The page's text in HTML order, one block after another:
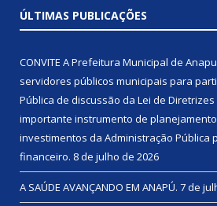
ÚLTIMAS PUBLICAÇÕES
CONVITE A Prefeitura Municipal de
servidores públicos municipais para
Pública de discussão da Lei de Diretrizes
importante instrumento de
investimentos da Administração Pública
financeiro. 8 de julho de 2026
A SAÚDE AVANÇANDO EM ANAPÚ. 7 de